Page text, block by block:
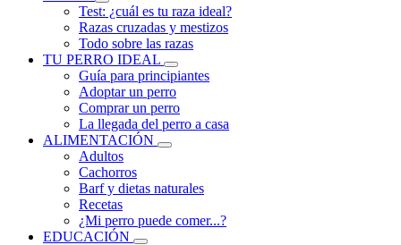
Test: ¿cuál es tu raza ideal?
Razas cruzadas y mestizos
Todo sobre las razas
TU PERRO IDEAL
Guía para principiantes
Adoptar un perro
Comprar un perro
La llegada del perro a casa
ALIMENTACIÓN
Adultos
Cachorros
Barf y dietas naturales
Recetas
¿Mi perro puede comer...?
EDUCACIÓN